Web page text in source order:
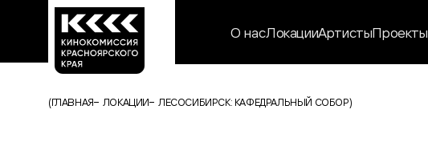
О насЛокацииАртистыПроекты
(ГЛАВНАЯ ЛОКАЦИИ ЛЕСОСИБИРСК: КАФЕДРАЛЬНЫЙ СОБОР)